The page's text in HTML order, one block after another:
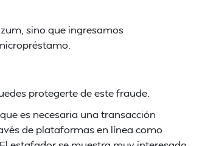
sino que ingresamos
protegerte de este fraude.
es necesaria una transacción
de plataformas en línea como